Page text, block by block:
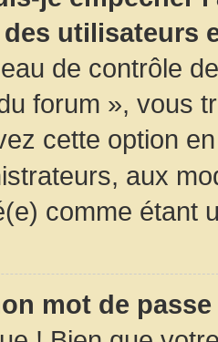
utilisateurs
de contrôle
forum », vous
cette option
aux
comme étant
mot de